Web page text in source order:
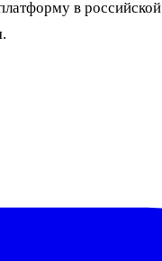
в российской